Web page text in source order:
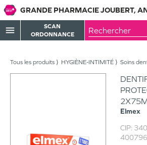
GRANDE PHARMACIE JOUBERT,
menu
SCAN
ORDONNANCE
Tous les produits HYGIÈNE-INTIMITÉ Soins
Elmex
CIP: